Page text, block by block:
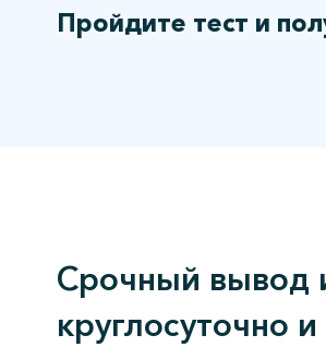
Пройдите тест и
Срочный вывод
круглосуточно